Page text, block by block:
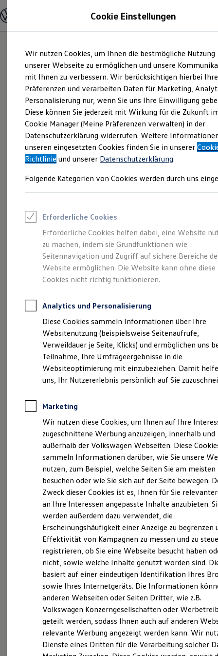
Hauptinhalt
springen
Footer
springen
Modelle und Konfigurator
Modelle vergleichen
Elektroautos
ENERGY Sondermodelle
Nutzfahrzeuge
SUV und CUV
Familienautos
Kombis
Kompaktwagen
Sportwagen
Schnell verfügbare Fahrzeuge
Angebote und Produkte
Aktuelle Angebote
E-Auto-Förderung
Volkswagen Marktplatz
Junge Gebrauchtwagen und Gebrauchtwagen
Saisonangebote
Leasing
Leasing-Angebote
Gebrauchtwagen Leasing
Junge Gebrauchtwagen-Leasing
Elektroauto Leasing
Kleinwagen-Leasing
Leasing ohne Anzahlung
Autokredit mit Schlussrate
Versicherungen und Garantien
Kfz-Versicherung
Restschuldversicherungen
Garantien
Wartungsverträge
Geschäftskunden
Professional Class bei Volkswagen
Großkunden
Behörden
Anpfiff zum Gewinn
Elektroautos
ID. Tutorials
Elektrofahrzeugkonzepte
Reichweite
Reichweite der ID. Modelle
Reichweite im Winter
Laden
Laden unterwegs
Laden Zuhause
Ladezeitensimulator
Batterie
Sicherheit
Garantie und Lebensdauer
Nachhaltigkeit
Technologie
Kosten und Kauf
Verbrauchskosten
Kaufoptionen
E-Auto-Förderung
Software und Konnektivität
Die ID. Software 6
ID. Software Versionen und Updates
Digitale Extras
Schnittstellen zu Ihrem ID.
Mehr Raum für alle(s).
Der Tayron.
Probefahrt vereinbaren
Fahrzeugangebot anfordern
Servicetermin buchen
Serviceanfrage stellen
Cookie Einstellungen
Wir nutzen Cookies, um Ihnen die bestmögliche Nutzung
unserer Webseite zu ermöglichen und unsere
mit Ihnen zu verbessern. Wir berücksichtigen hierbei Ihre
Präferenzen und verarbeiten Daten für Marketing,
Personalisierung nur, wenn Sie uns Ihre Einwilligung
Diese können Sie jederzeit mit Wirkung für die Zukunft
Cookie Manager (Meine Präferenzen verwalten) in der
Datenschutzerklärung widerrufen. Weitere
unseren eingesetzten Cookies finden Sie in unserer
Richtlinie und unserer Datenschutzerklärung.
Folgende Kategorien von Cookies werden durch uns
Erforderliche Cookies
Erforderliche Cookies helfen dabei, eine Website
zu machen, indem sie Grundfunktionen wie
Seitennavigation und Zugriff auf sichere Bereiche
Website ermöglichen. Die Website kann ohne diese
Cookies nicht richtig funktionieren.
Analytics und Personalisierung
Diese Cookies sammeln Informationen über Ihre
Websitenutzung (beispielsweise Seitenaufrufe,
Verweildauer je Seite, Klicks) und ermöglichen uns
Teilnahme, Ihre Umfrageergebnisse in die
Websiteoptimierung mit einzubeziehen. Damit
uns, Ihr Nutzererlebnis persönlich auf Sie
Marketing
Wir nutzen diese Cookies, um Ihnen auf Ihre
zugeschnittene Werbung anzuzeigen, innerhalb und
außerhalb der Volkswagen Webseiten. Diese
sammeln Informationen darüber, wie Sie unsere
nutzen, zum Beispiel, welche Seiten Sie am meisten
besuchen oder wie Sie sich auf der Seite bewegen.
Zweck dieser Cookies ist es, Ihnen für Sie
an Ihre Interessen angepasste Inhalte anzubieten.
werden außerdem dazu verwendet, die
Erscheinungshäufigkeit einer Anzeige zu begrenzen
Effektivität von Kampagnen zu messen und zu
registrieren, ob Sie eine Webseite besucht haben
nicht, sowie welche Inhalte genutzt worden sind.
basiert auf einer eindeutigen Identifikation Ihres
sowie Ihres Internetgeräts. Die Informationen
anderen Webseiten oder Seiten Dritter, wie z.B.
Volkswagen Konzerngesellschaften oder
geteilt werden, sodass Ihnen auch auf anderen
relevante Werbung angezeigt werden kann. Wir
Dienste eines Dritten für die Verarbeitung solcher